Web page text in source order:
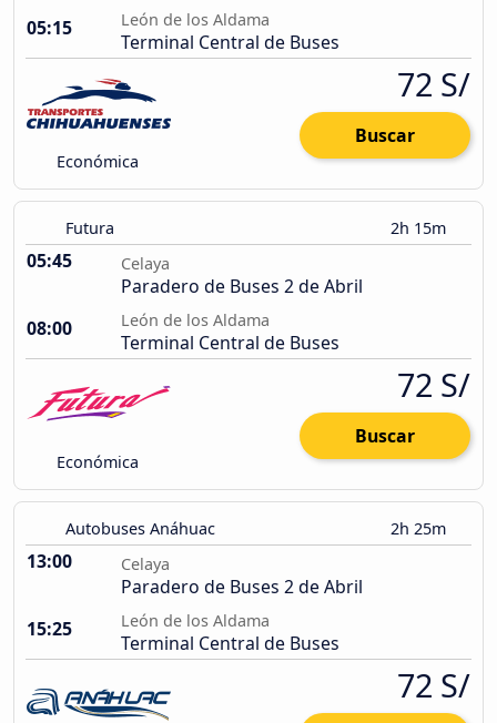
05:15
León de los Aldama
Terminal Central de Buses
Económica
72 S/
Buscar
Futura 2h 15m
05:45 Celaya
Paradero de Buses 2 de Abril
08:00
León de los Aldama
Terminal Central de Buses
Económica
72 S/
Buscar
Autobuses Anáhuac 2h 25m
13:00 Celaya
Paradero de Buses 2 de Abril
15:25
León de los Aldama
Terminal Central de Buses
72 S/